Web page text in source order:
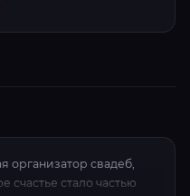
организатор свадеб,
счастье стало частью